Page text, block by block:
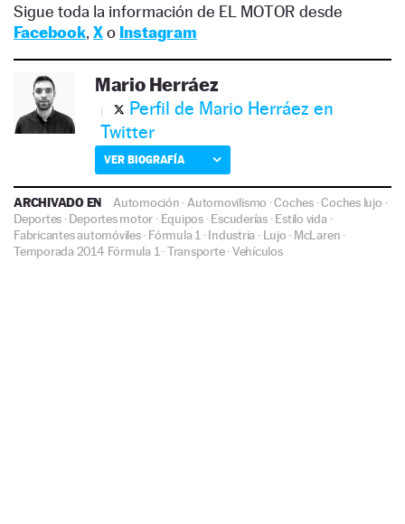
Sigue toda la información de EL MOTOR desde
Facebook, Xo Instagram
Mario Herráez
Perfil de Mario Herráez en
Twitter
VER BIOGRAFÍA
ARCHIVADO EN Automoción · Automovilismo ·Coches·Coches lujo ·
Deportes ·Deportes motor · Equipos·Escuderías·Estilo vida·
Fabricantes automóviles· Fórmula 1 ·Industria · Lujo · McLaren ·
Temporada 2014 Fórmula 1 ·Transporte·Vehículos